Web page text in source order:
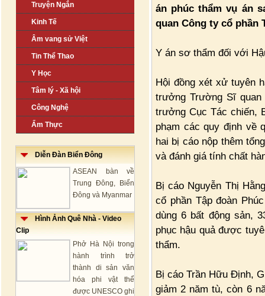
Truyện Ngắn
Kinh Tế
Âm vang sử Việt
Tin Thể Thao
Y Học
Tâm lý - Xã hội
Công Nghệ
Ẩm Thực
Diễn Đàn Biển Đông
ASEAN bàn về
Trung Đông, Biển
Đông và Myanmar
Hình Ảnh Quê Nhà - Video
Clip
Phở Hà Nội trong
hành trình trở
thành di sản văn
hóa phi vật thể
được UNESCO ghi
án phúc thẩm vụ án
quan Công ty cổ phần
Y án sơ thẩm đối với
Hội đồng xét xử tuyên
trưởng Trường Sĩ quan
trưởng Cục Tác chiến,
phạm các quy định về
hai bị cáo nộp thêm
và đánh giá tính chất
Bị cáo Nguyễn Thị
cổ phần Tập đoàn
dùng 6 bất động sản,
phục hậu quả được
thẩm.
Bị cáo Trần Hữu Định,
giảm 2 năm tù, còn 6